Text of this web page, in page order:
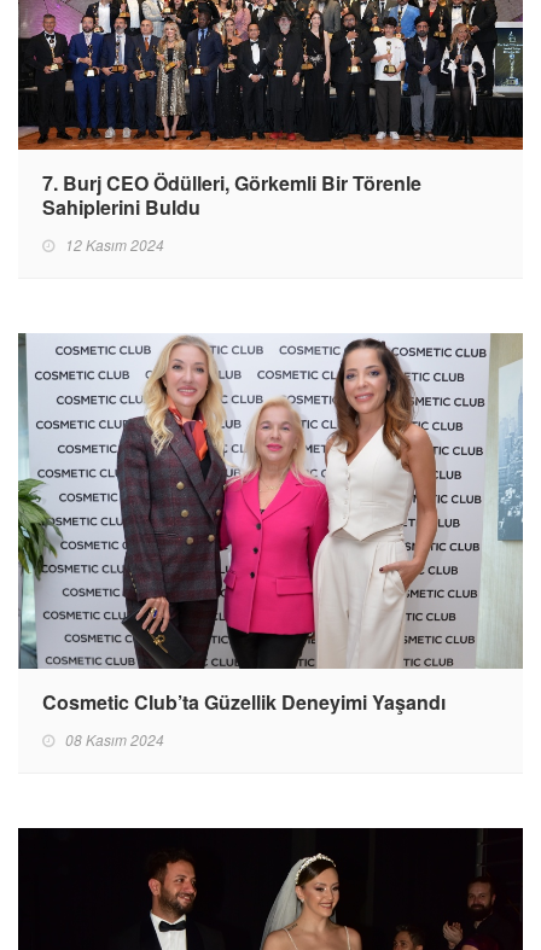
7. Burj CEO Ödülleri, Görkemli Bir Törenle
Sahiplerini Buldu
12 Kasım 2024
Cosmetic Club’ta Güzellik Deneyimi Yaşandı
08 Kasım 2024